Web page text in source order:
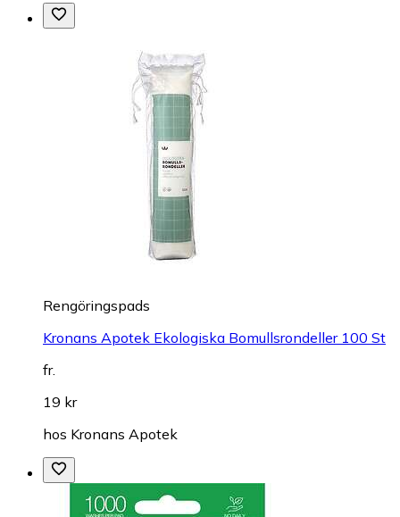
Rengöringspads
Kronans Apotek Ekologiska Bomullsrondeller 100 St
fr.
19 kr
hos Kronans Apotek